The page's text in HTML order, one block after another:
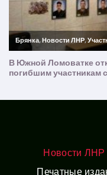
Новости ЛНР
Печатные